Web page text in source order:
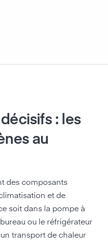
: les
au
des composants
et de
soit dans la pompe à
ou le réfrigérateur
transport de chaleur